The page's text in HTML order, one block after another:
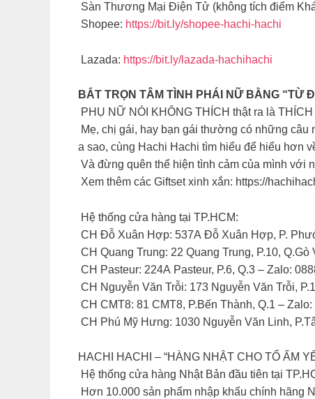
Sàn Thương Mại Điện Tử (không tích điểm
Shopee: https://bit.ly/shopee-hachi-hachi
Lazada: https://bit.ly/lazada-hachihachi
BẮT TRỌN TÂM TÌNH PHÁI NỮ BẰNG “TỪ
PHỤ NỮ NÓI KHÔNG THÍCH thật ra là
Mẹ, chị gái, hay bạn gái thường có những
a sao, cùng Hachi Hachi tìm hiểu để hiểu hơn
Và đừng quên thể hiện tình cảm của mình với
Xem thêm các Giftset xinh xắn: https://
Hệ thống cửa hàng tại TP.HCM:
CH Đỗ Xuân Hợp: 537A Đỗ Xuân Hợp, P.
CH Quang Trung: 22 Quang Trung, P.10,
CH Pasteur: 224A Pasteur, P.6, Q.3 – Zalo:
CH Nguyễn Văn Trỗi: 173 Nguyễn Văn Trỗi,
CH CMT8: 81 CMT8, P.Bến Thành, Q.1 –
CH Phú Mỹ Hưng: 1030 Nguyễn Văn Linh,
HACHI HACHI – “HÀNG NHẬT CHO TỔ ẤM
Hệ thống cửa hàng Nhật Bản đầu tiên tại
Hơn 10.000 sản phẩm nhập khẩu chính hãng